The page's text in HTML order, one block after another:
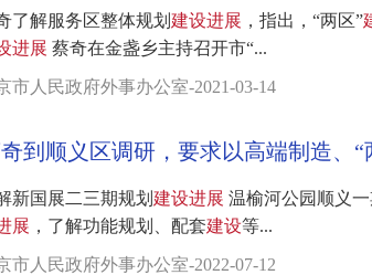
了解服务区整体规划 建设进展 ，指出，“两区”
进展 蔡奇在金盏乡主持召开市“...
市人民政府外事办公室-2021-03-14
到顺义区调研，要求以高端制造、“
新国展二三期规划 建设进展 温榆河公园顺义
展 ，了解功能规划、配套建设等...
市人民政府外事办公室-2022-07-12